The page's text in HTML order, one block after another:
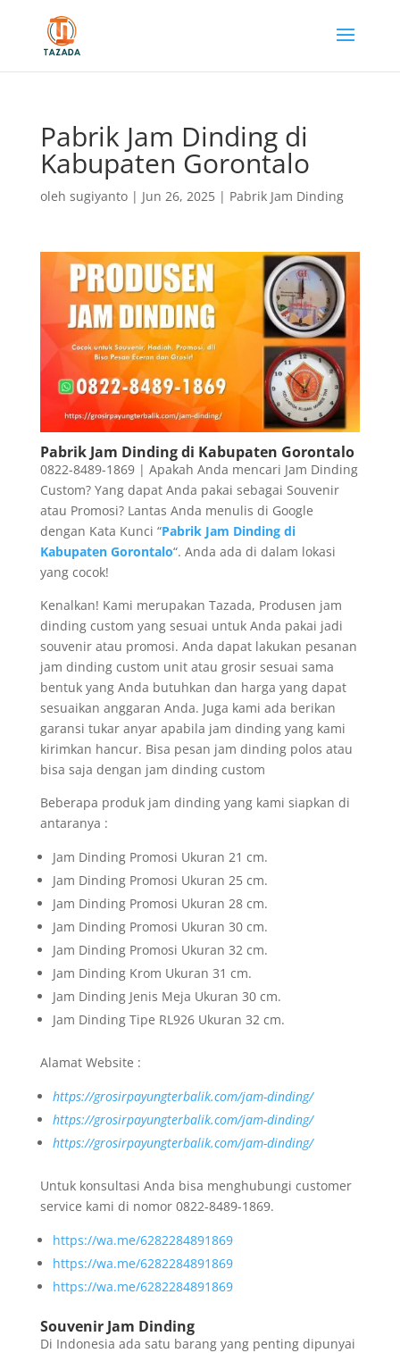
Pabrik Jam Dinding di
Kabupaten Gorontalo
oleh sugiyanto| Jun 26, 2025| Pabrik Jam Dinding
Pabrik Jam Dinding di Kabupaten Gorontalo
0822-8489-1869 | Apakah Anda mencari Jam Dinding
Custom? Yang dapat Anda pakai sebagai Souvenir
atau Promosi? Lantas Anda menulis di Google
dengan Kata Kunci “Pabrik Jam Dinding di
Kabupaten Gorontalo“. Anda ada di dalam lokasi
yang cocok!
Kenalkan! Kami merupakan Tazada, Produsen jam
dinding custom yang sesuai untuk Anda pakai jadi
souvenir atau promosi. Anda dapat lakukan pesanan
jam dinding custom unit atau grosir sesuai sama
bentuk yang Anda butuhkan dan harga yang dapat
sesuaikan anggaran Anda. Juga kami ada berikan
garansi tukar anyar apabila jam dinding yang kami
kirimkan hancur. Bisa pesan jam dinding polos atau
bisa saja dengan jam dinding custom
Beberapa produk jam dinding yang kami siapkan di
antaranya :
Jam Dinding Promosi Ukuran 21 cm.
Jam Dinding Promosi Ukuran 25 cm.
Jam Dinding Promosi Ukuran 28 cm.
Jam Dinding Promosi Ukuran 30 cm.
Jam Dinding Promosi Ukuran 32 cm.
Jam Dinding Krom Ukuran 31 cm.
Jam Dinding Jenis Meja Ukuran 30 cm.
Jam Dinding Tipe RL926 Ukuran 32 cm.
Alamat Website :
https://grosirpayungterbalik.com/jam-dinding/
https://grosirpayungterbalik.com/jam-dinding/
https://grosirpayungterbalik.com/jam-dinding/
Untuk konsultasi Anda bisa menghubungi customer
service kami di nomor 0822-8489-1869.
https://wa.me/6282284891869
https://wa.me/6282284891869
https://wa.me/6282284891869
Souvenir Jam Dinding
Di Indonesia ada satu barang yang penting dipunyai